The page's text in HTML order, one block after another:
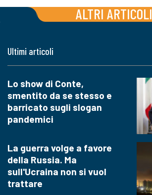
ALTRI ARTICOLI
Ultimi articoli
Lo show di Conte,
smentito da se stesso e
barricato sugli slogan
pandemici
La guerra volge a favore
della Russia. Ma
sull'Ucraina non si vuol
trattare